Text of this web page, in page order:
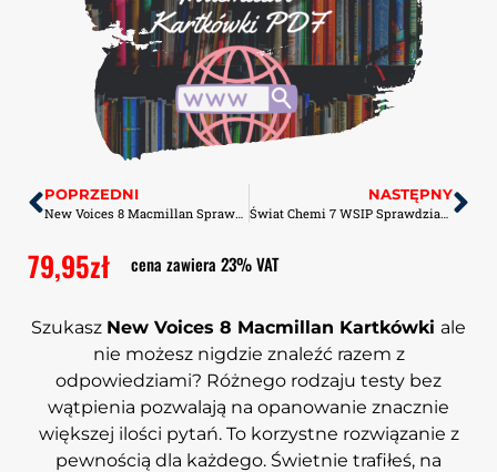
POPRZEDNI
New Voices 8 Macmillan Sprawdziany-Odpowiedzi PDF
NASTĘPNY
Świat Chemi 7 WSIP Sprawdziany-Odpowiedzi PDF
79,95zł cena zawiera 23% VAT
Szukasz New Voices 8 Macmillan Kartkówki ale
nie możesz nigdzie znaleźć razem z
odpowiedziami? Różnego rodzaju testy bez
wątpienia pozwalają na opanowanie znacznie
większej ilości pytań. To korzystne rozwiązanie z
pewnością dla każdego. Świetnie trafiłeś, na